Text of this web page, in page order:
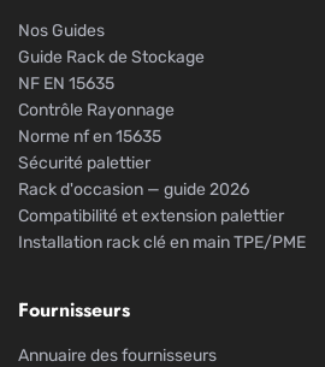
Nos Guides
Guide Rack de Stockage
NF EN 15635
Contrôle Rayonnage
Norme nf en 15635
Sécurité palettier
Rack d'occasion — guide 2026
Compatibilité et extension palettier
Installation rack clé en main TPE/PME
Fournisseurs
Annuaire des fournisseurs